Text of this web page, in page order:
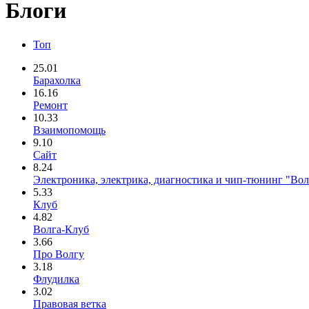
Блоги
Топ
25.01
Барахолка
16.16
Ремонт
10.33
Взаимопомощь
9.10
Сайт
8.24
Электроника, электрика, диагностика и чип-тюнинг
5.33
Клуб
4.82
Волга-Клуб
3.66
Про Волгу
3.18
Флудилка
3.02
Правовая ветка